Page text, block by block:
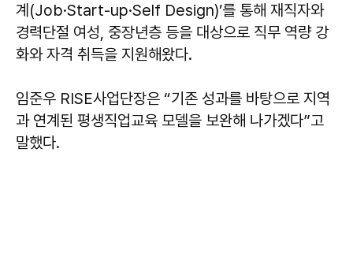
계(Job·Start-up·Self Design)’를 통해 재직자와
경력단절 여성, 중장년층 등을 대상으로 직무 역량 강
화와 자격 취득을 지원해왔다.
임준우 RISE사업단장은 “기존 성과를 바탕으로 지역
과 연계된 평생직업교육 모델을 보완해 나가겠다”고
말했다.